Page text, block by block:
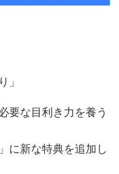
」
要な目利き力を養う
に新な特典を追加し